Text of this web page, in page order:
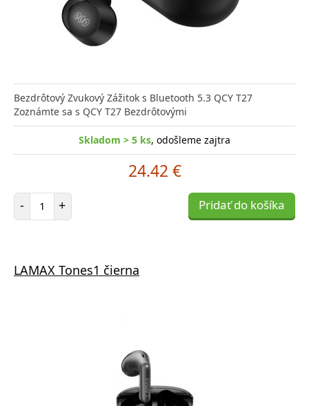
Bezdrôtový Zvukový Zážitok s Bluetooth 5.3 QCY T27
Zoznámte sa s QCY T27 Bezdrôtovými
Skladom > 5 ks, odošleme zajtra
24.42 €
- Počet položiek
+ Pridať do košíka
LAMAX Tones1 čierna